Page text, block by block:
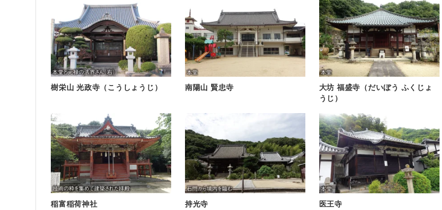
樹栄山 光政寺（こうしょうじ） 南陽山 賢忠寺
大坊 福盛寺（だいぼう ふくじょ
うじ）
稲富稲荷神社 持光寺 医王寺